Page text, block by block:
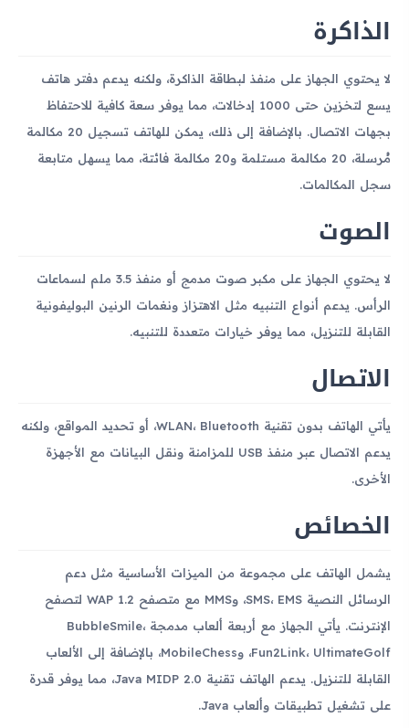
الذاكرة
لا يحتوي الجهاز على منفذ لبطاقة الذاكرة، ولكنه يدعم دفتر هاتف
يسع لتخزين حتى 1000 إدخالات، مما يوفر سعة كافية للاحتفاظ
بجهات الاتصال. بالإضافة إلى ذلك، يمكن للهاتف تسجيل 20 مكالمة
مُرسلة، 20 مكالمة مستلمة و20 مكالمة فائتة، مما يسهل متابعة
سجل المكالمات.
الصوت
لا يحتوي الجهاز على مكبر صوت مدمج أو منفذ 3.5 ملم لسماعات
الرأس. يدعم أنواع التنبيه مثل الاهتزاز ونغمات الرنين البوليفونية
القابلة للتنزيل، مما يوفر خيارات متعددة للتنبيه.
الاتصال
يأتي الهاتف بدون تقنية WLAN، Bluetooth، أو تحديد المواقع، ولكنه
يدعم الاتصال عبر منفذ USB للمزامنة ونقل البيانات مع الأجهزة
الأخرى.
الخصائص
يشمل الهاتف على مجموعة من الميزات الأساسية مثل دعم
الرسائل النصية SMS، EMS، وMMS مع متصفح WAP 1.2 لتصفح
الإنترنت. يأتي الجهاز مع أربعة ألعاب مدمجة BubbleSmile،
Fun2Link، UltimateGolf، وMobileChess، بالإضافة إلى الألعاب
القابلة للتنزيل. يدعم الهاتف تقنية Java MIDP 2.0، مما يوفر قدرة
على تشغيل تطبيقات وألعاب Java.